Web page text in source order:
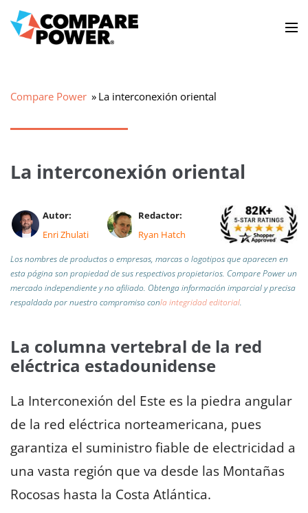
Compare Power La interconexión oriental
La interconexión oriental
Autor:
Enri Zhulati
Redactor:
Ryan Hatch
Los nombres de productos o empresas, marcas o logotipos que aparecen en
esta página son propiedad de sus respectivos propietarios. Compare Power un
mercado independiente y no afiliado. Obtenga información imparcial y precisa
respaldada por nuestro compromiso conla integridad editorial.
La columna vertebral de la red
eléctrica estadounidense
La Interconexión del Este es la piedra angular
de la red eléctrica norteamericana, pues
garantiza el suministro fiable de electricidad a
una vasta región que va desde las Montañas
Rocosas hasta la Costa Atlántica.